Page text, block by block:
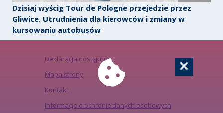
Dzisiaj wyścig Tour de Pologne przejedzie przez
Gliwice. Utrudnienia dla kierowców i zmiany w
kursowaniu autobusów
Deklaracja dostępności
Mapa strony
Kontakt
Informacje o ochronie danych osobowych